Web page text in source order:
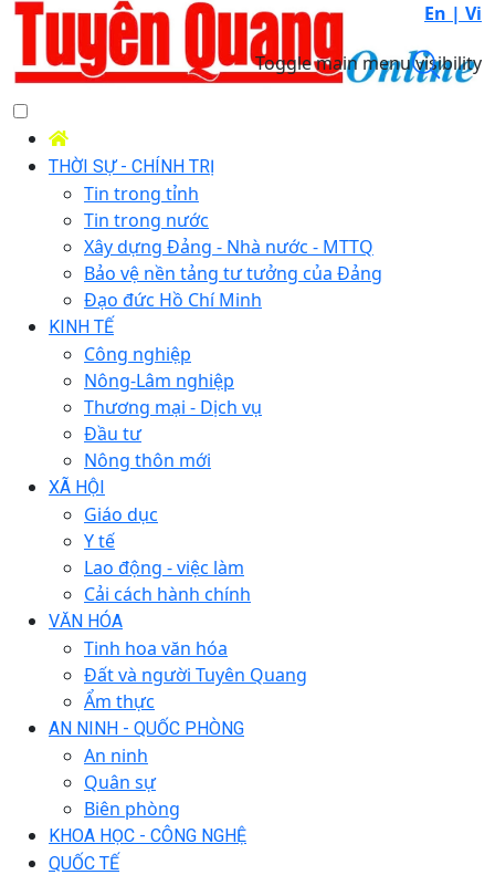
En | Vi
Toggle main menu visibility
THỜI SỰ - CHÍNH TRỊ
Tin trong tỉnh
Tin trong nước
Xây dựng Đảng - Nhà nước - MTTQ
Bảo vệ nền tảng tư tưởng của Đảng
Đạo đức Hồ Chí Minh
KINH TẾ
Công nghiệp
Nông-Lâm nghiệp
Thương mại - Dịch vụ
Đầu tư
Nông thôn mới
XÃ HỘI
Giáo dục
Y tế
Lao động - việc làm
Cải cách hành chính
VĂN HÓA
Tinh hoa văn hóa
Đất và người Tuyên Quang
Ẩm thực
AN NINH - QUỐC PHÒNG
An ninh
Quân sự
Biên phòng
KHOA HỌC - CÔNG NGHỆ
QUỐC TẾ